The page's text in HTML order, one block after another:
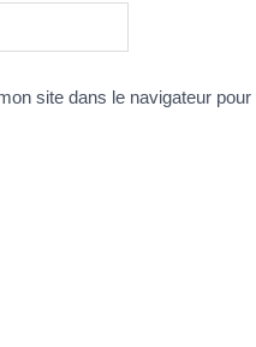
site dans le navigateur